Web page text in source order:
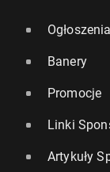
Ogłoszenia
Banery
Promocje
Linki
Artykuły